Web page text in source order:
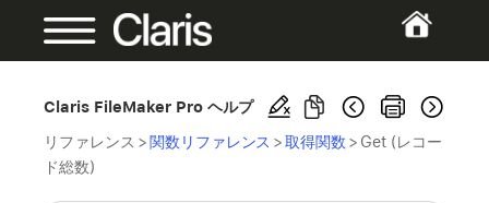
Claris FileMaker Pro ヘルプ
リファレンス >関数リファレンス > 取得関数 > Get (レコー
ド総数)